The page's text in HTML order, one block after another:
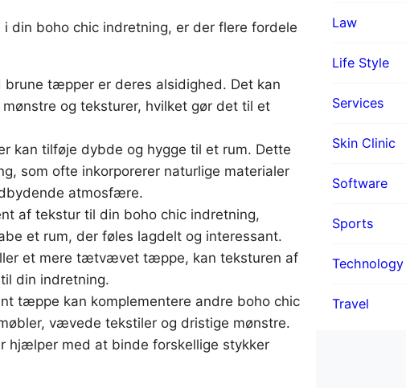
din boho chic indretning, er der flere fordele
tæpper er deres alsidighed. Det kan
og teksturer, hvilket gør det til et
kan tilføje dybde og hygge til et rum. Dette
som ofte inkorporerer naturlige materialer
atmosfære.
af tekstur til din boho chic indretning,
et rum, der føles lagdelt og interessant.
et mere tætvævet tæppe, kan teksturen af
din indretning.
tæppe kan komplementere andre boho chic
vævede tekstiler og dristige mønstre.
hjælper med at binde forskellige stykker
Law
Life Style
Services
Skin Clinic
Software
Sports
Technology
Travel